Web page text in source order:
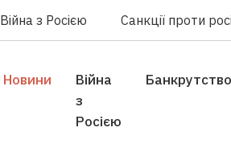
Війна з Росією Санкції проти
Новини
Війна
з
Росією
Банкрутство